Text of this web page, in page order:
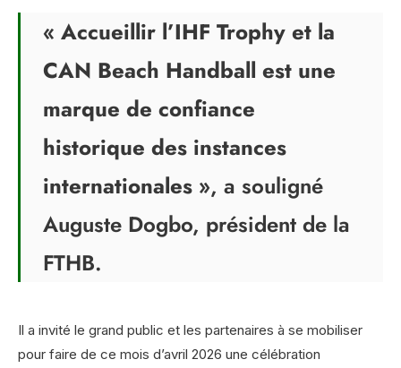
« Accueillir l’IHF Trophy et la
CAN Beach Handball est une
marque de confiance
historique des instances
internationales », a souligné
Auguste Dogbo, président de la
FTHB.
Il a invité le grand public et les partenaires à se mobiliser
pour faire de ce mois d’avril 2026 une célébration